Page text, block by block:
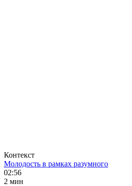
Контекст
Молодость в рамках разумного
02:56
2 мин